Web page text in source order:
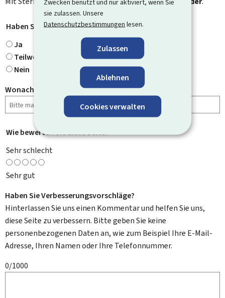
sie zulassen. Unsere
Datenschutzbestimmungen lesen.
Zulassen
Ablehnen
Cookies verwalten
Haben Sie gefunden, wonach Sie gesucht haben?
Ja
Teilweise
Nein
Wonach haben Sie gesucht?
Wie bewerten Sie diese Seite? *
Sehr schlecht
Sehr gut
Haben Sie Verbesserungsvorschläge?
Hinterlassen Sie uns einen Kommentar und helfen Sie uns,
diese Seite zu verbessern. Bitte geben Sie keine
personenbezogenen Daten an, wie zum Beispiel Ihre E-Mail-
Adresse, Ihren Namen oder Ihre Telefonnummer.
0/1000